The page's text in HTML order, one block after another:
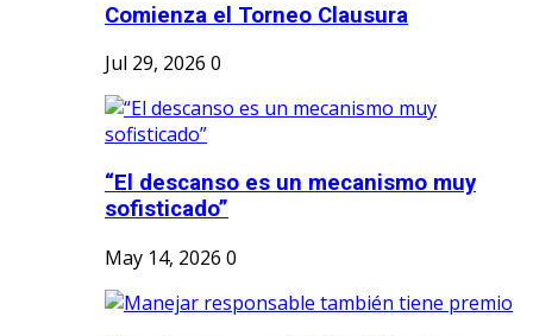
Comienza el Torneo Clausura
Jul 29, 2026 0
“El descanso es un mecanismo muy
sofisticado”
May 14, 2026 0